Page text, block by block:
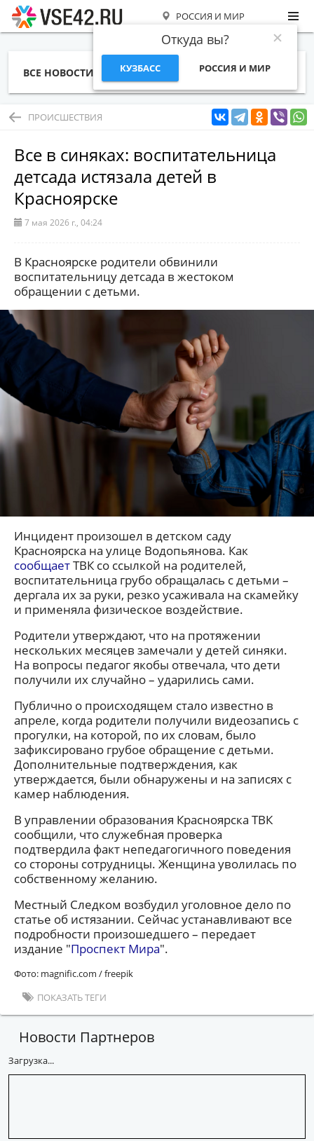
РОССИЯ И МИР
Откуда вы?
КУЗБАСС РОССИЯ И МИР
ВСЕ НОВОСТИ СТАТЬИ ТЕМЫ ФОТО
ПРОИСШЕСТВИЯ
Все в синяках: воспитательница
детсада истязала детей в
Красноярске
7 мая 2026 г., 04:24
В Красноярске родители обвинили
воспитательницу детсада в жестоком
обращении с детьми.
Инцидент произошел в детском саду
Красноярска на улице Водопьянова. Как
сообщаетТВК со ссылкой на родителей,
воспитательница грубо обращалась с детьми –
дергала их за руки, резко усаживала на скамейку
и применяла физическое воздействие.
Родители утверждают, что на протяжении
нескольких месяцев замечали у детей синяки.
На вопросы педагог якобы отвечала, что дети
получили их случайно – ударились сами.
Публично о происходящем стало известно в
апреле, когда родители получили видеозапись с
прогулки, на которой, по их словам, было
зафиксировано грубое обращение с детьми.
Дополнительные подтверждения, как
утверждается, были обнаружены и на записях с
камер наблюдения.
В управлении образования Красноярска ТВК
сообщили, что служебная проверка
подтвердила факт непедагогичного поведения
со стороны сотрудницы. Женщина уволилась по
собственному желанию.
Местный Следком возбудил уголовное дело по
статье об истязании. Сейчас устанавливают все
подробности произошедшего – передает
издание "Проспект Мира".
Фото: magnific.com / freepik
ПОКАЗАТЬ ТЕГИ
Новости Партнеров
Загрузка...